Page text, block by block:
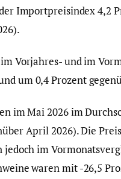
Importpreisindex 4,2
Vorjahres- und im
um 0,4 Prozent
im Mai 2026 im
April 2026). Die
im
waren mit -26,5